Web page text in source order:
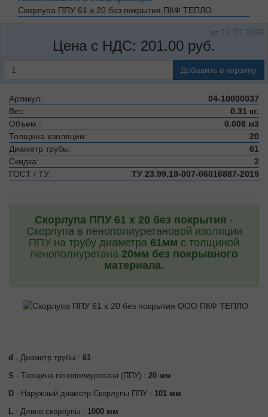
Скорлупа ППУ 61 х 20 без покрытия ПКФ ТЕПЛО
от 12.07.2026
Цена с НДС: 201.00 руб.
Добавить в корзину
Артикул:
04-10000037
Вес:
0.31 кг.
Объем :
0.008 м3
Толщина изоляции:
20
Диаметр трубы:
61
Скидка:
2
ГОСТ / ТУ:
ТУ 23.99.19-007-06016887-2019
Скорлупа ППУ 61 х 20 без покрытия -
Скорлупа в пенополиуретановой изоляции
ППУ на трубу диаметра 61мм с толщиной
пенополиуретана 20мм без покрывного
материала.
d - Диаметр трубы : 61
S - Толщина пенополиуретана (ППУ) : 20 мм
D - Наружный диаметр Скорлупы ППУ : 101 мм
L - Длина скорлупы : 1000 мм